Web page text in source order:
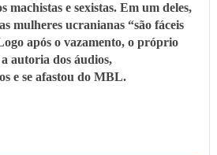
machistas e sexistas. Em um deles,
mulheres ucranianas “são fáceis
após o vazamento, o próprio
autoria dos áudios,
e se afastou do MBL.